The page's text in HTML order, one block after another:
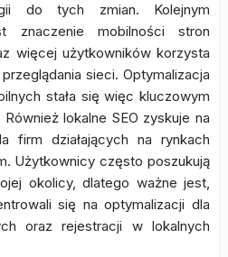
do tych zmian. Kolejnym
znaczenie mobilności stron
więcej użytkowników korzysta
sieci. Optymalizacja
stała się więc kluczowym
lokalne SEO zyskuje na
firm działających na rynkach
Użytkownicy często poszukują
okolicy, dlatego ważne jest,
się na optymalizacji dla
oraz rejestracji w lokalnych